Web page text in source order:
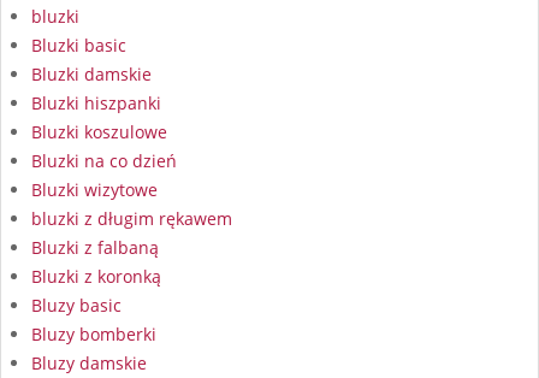
bluzki
Bluzki basic
Bluzki damskie
Bluzki hiszpanki
Bluzki koszulowe
Bluzki na co dzień
Bluzki wizytowe
bluzki z długim rękawem
Bluzki z falbaną
Bluzki z koronką
Bluzy basic
Bluzy bomberki
Bluzy damskie